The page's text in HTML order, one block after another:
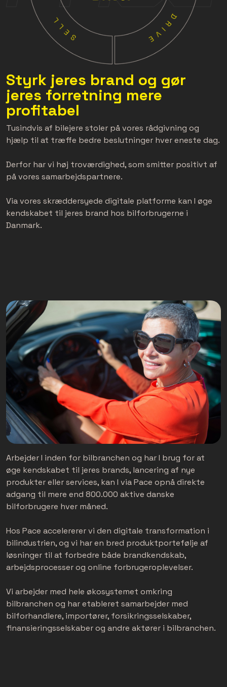
Styrk jeres brand og gør
jeres forretning mere
profitabel
Tusindvis af bilejere stoler på vores rådgivning og
hjælp til at træffe bedre beslutninger hver eneste dag.
Derfor har vi høj troværdighed, som smitter positivt af
på vores samarbejdspartnere.
Via vores skræddersyede digitale platforme kan I øge
kendskabet til jeres brand hos bilforbrugerne i
Danmark.
Arbejder I inden for bilbranchen og har I brug for at
øge kendskabet til jeres brands, lancering af nye
produkter eller services, kan I via Pace opnå direkte
adgang til mere end 800.000 aktive danske
bilforbrugere hver måned.
Hos Pace accelererer vi den digitale transformation i
bilindustrien, og vi har en bred produktportefølje af
løsninger til at forbedre både brandkendskab,
arbejdsprocesser og online forbrugeroplevelser.
Vi arbejder med hele økosystemet omkring
bilbranchen og har etableret samarbejder med
bilforhandlere, importører, forsikringsselskaber,
finansieringsselskaber og andre aktører i bilbranchen.